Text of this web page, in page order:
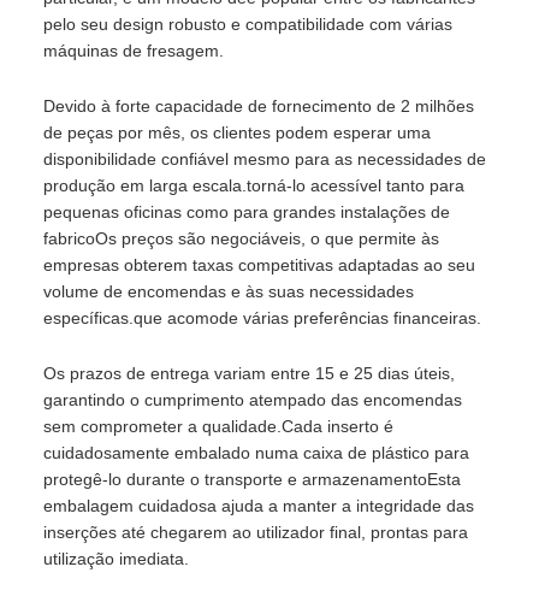
pelo seu design robusto e compatibilidade com várias
máquinas de fresagem.
Devido à forte capacidade de fornecimento de 2 milhões
de peças por mês, os clientes podem esperar uma
disponibilidade confiável mesmo para as necessidades de
produção em larga escala.torná-lo acessível tanto para
pequenas oficinas como para grandes instalações de
fabricoOs preços são negociáveis, o que permite às
empresas obterem taxas competitivas adaptadas ao seu
volume de encomendas e às suas necessidades
específicas.que acomode várias preferências financeiras.
Os prazos de entrega variam entre 15 e 25 dias úteis,
garantindo o cumprimento atempado das encomendas
sem comprometer a qualidade.Cada inserto é
cuidadosamente embalado numa caixa de plástico para
protegê-lo durante o transporte e armazenamentoEsta
embalagem cuidadosa ajuda a manter a integridade das
inserções até chegarem ao utilizador final, prontas para
utilização imediata.